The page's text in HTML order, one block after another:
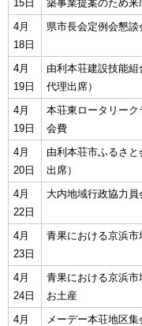
15日
築事業提案のため来
4月
18日
県市長会定例会懇談
4月
19日
由利本荘建設技能
代理出席）
4月
19日
本荘東ロータリー
会費
4月
20日
由利本荘市ふるさ
出席）
4月
22日
大内地域行政協力
4月
23日
青果における京浜
4月
24日
青果における京浜
お土産
4月
メーデー本荘地区集